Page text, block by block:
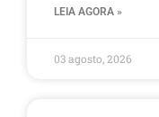
LEIA AGORA »
03 agosto, 2026